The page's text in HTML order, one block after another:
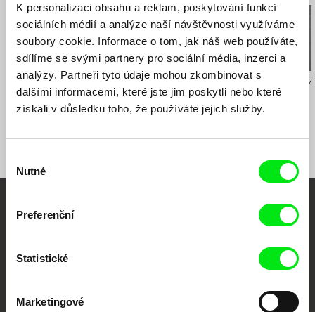
K personalizaci obsahu a reklam, poskytování funkcí
sociálních médií a analýze naší návštěvnosti využíváme
soubory cookie. Informace o tom, jak náš web používáte,
sdílíme se svými partnery pro sociální média, inzerci a
analýzy. Partneři tyto údaje mohou zkombinovat s
dalšími informacemi, které jste jim poskytli nebo které
získali v důsledku toho, že používáte jejich služby.
souhlasu
Nutné
Preferenční
Statistické
Marketingové
Lucia Kašová
The Sailor
Marion Neumann
Houba mluví
Barbora
Čiary